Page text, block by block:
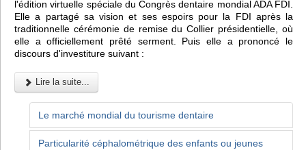
l'édition virtuelle spéciale du Congrès dentaire mondial ADA FDI.
Elle a partagé sa vision et ses espoirs pour la FDI après la
traditionnelle cérémonie de remise du Collier présidentielle, où
elle a officiellement prêté serment. Puis elle a prononcé le
discours d'investiture suivant :
Lire la suite...
Le marché mondial du tourisme dentaire
Particularité céphalométrique des enfants ou jeunes